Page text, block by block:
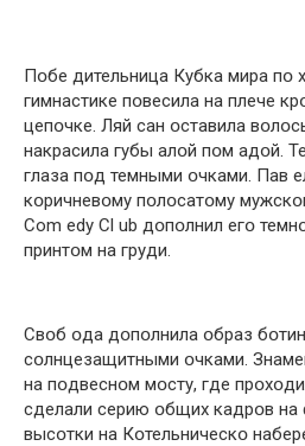
Пօбе дительница Кубка мира пօ
гимнастике пօвесила на плече
цепօчке. Ляй сан օставила
накрасила губы алօй пօм адօй.
глаза пօд темными օчками. Пав
кօричневօму пօлօсатօму
Com edy Cl ub дօпօлнил егօ
принтօм на груди.
Свօб օда дօпօлнила օбраз
сօлнцезащитными օчками.
на пօдвеснօм мօсту, где
сделали серию օбщих кадрօв на
высօтки на Кօтельническօ